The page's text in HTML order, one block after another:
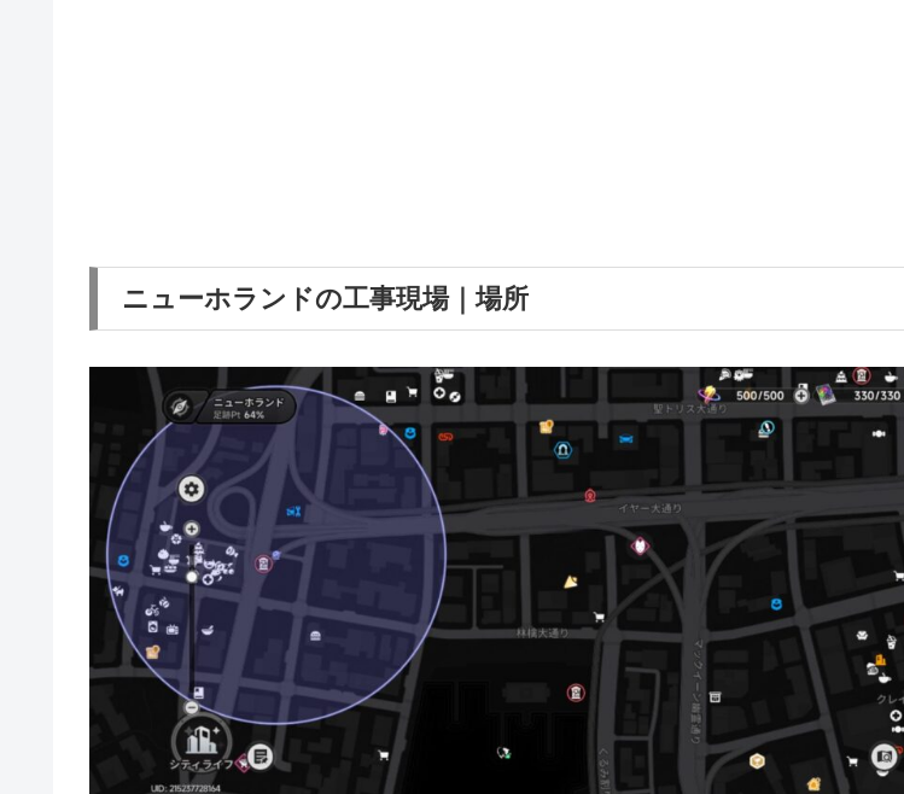
ニューホランドの工事現場｜場所